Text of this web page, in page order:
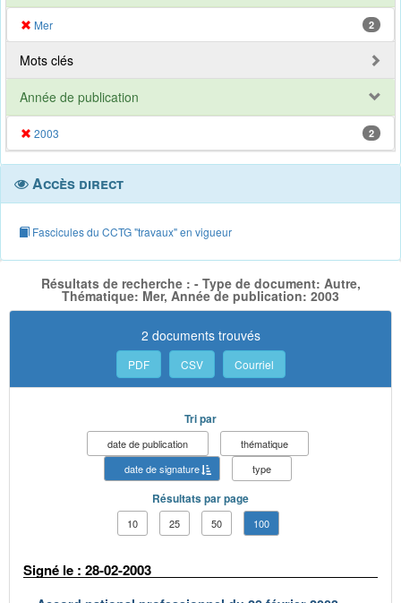
Mer 2
Mots clés
Année de publication
2003 2
Accès direct
Fascicules du CCTG "travaux" en vigueur
Résultats de recherche : - Type de document: Autre,
Thématique: Mer, Année de publication: 2003
2 documents trouvés
PDF CSV Courriel
Tri par
date de publication
thématique
date de signature
type
Résultats par page
10 25 50 100
Signé le : 28-02-2003